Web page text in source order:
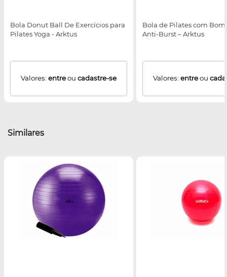
Bola Donut Ball De Exercícios para
Pilates Yoga - Arktus
Valores: entreou cadastre-se
Bola de Pilates com
Anti-Burst – Arktus
Valores: entreou
Similares